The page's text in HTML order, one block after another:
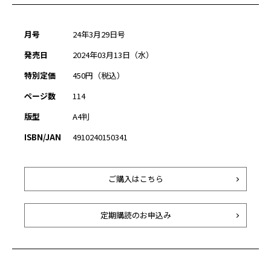
月号
24年3月29日号
発売日
2024年03月13日（水）
特別定価
450円（税込）
ページ数
114
版型
A4判
ISBN/JAN
4910240150341
ご購入はこちら
定期購読のお申込み